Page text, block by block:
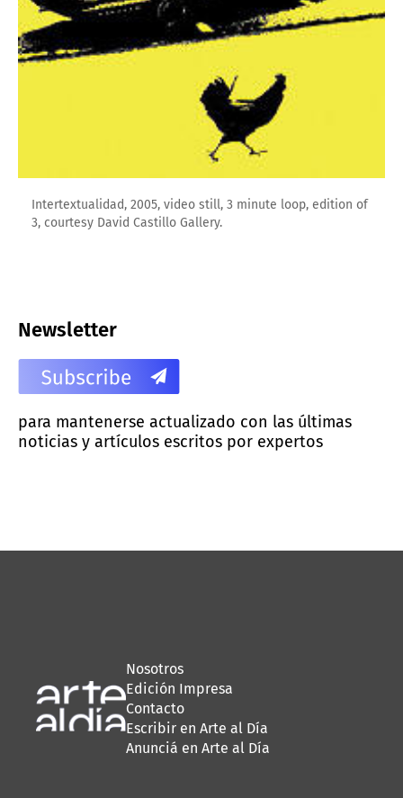
Intertextualidad, 2005, video still, 3 minute loop, edition of
3, courtesy David Castillo Gallery.
Newsletter
para mantenerse actualizado con las últimas
noticias y artículos escritos por expertos
Nosotros
Edición Impresa
Contacto
Escribir en Arte al Día
Anunciá en Arte al Día